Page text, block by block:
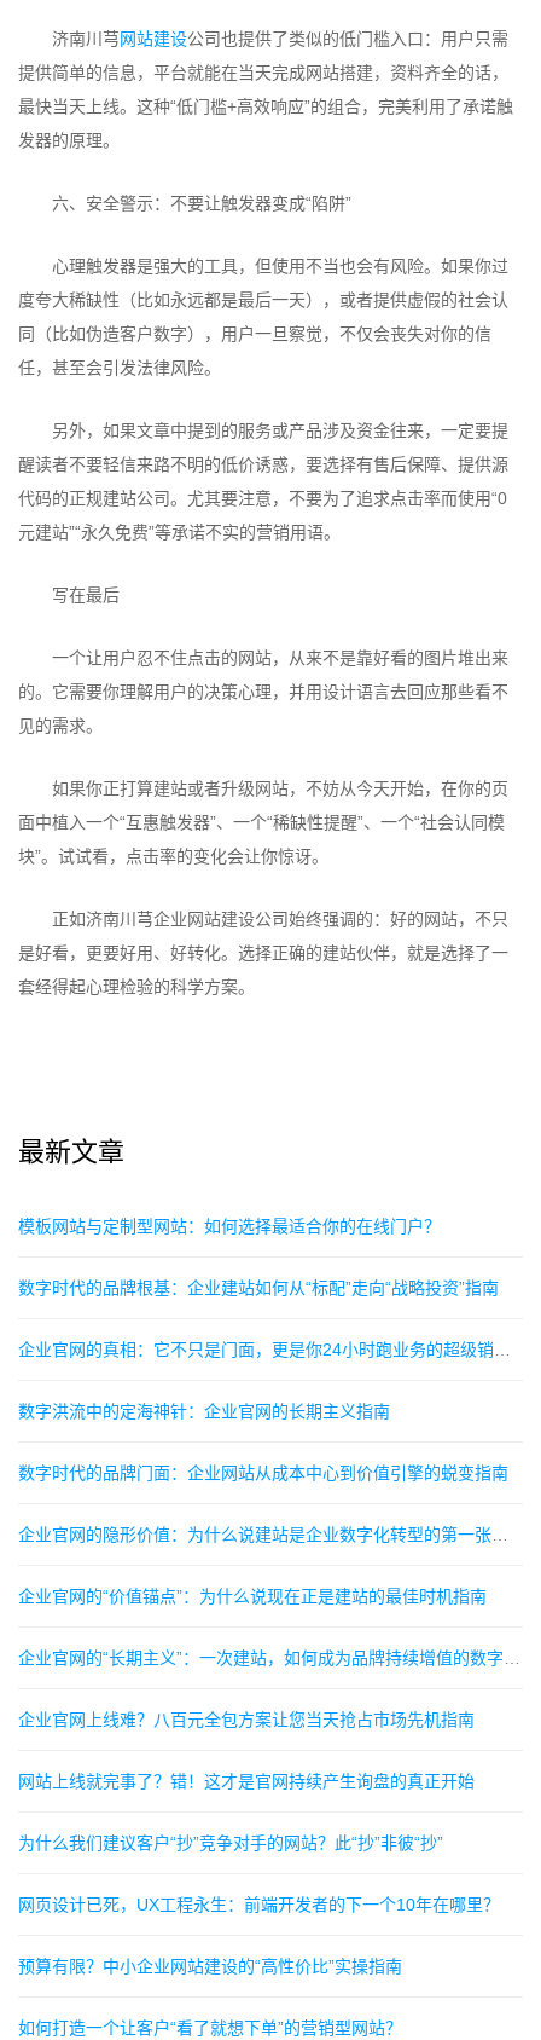
济南川芎网站建设公司也提供了类似的低门槛入口：用户只需
提供简单的信息，平台就能在当天完成网站搭建，资料齐全的话，
最快当天上线。这种“低门槛+高效响应”的组合，完美利用了承诺触
发器的原理。
六、安全警示：不要让触发器变成“陷阱”
心理触发器是强大的工具，但使用不当也会有风险。如果你过
度夸大稀缺性（比如永远都是最后一天），或者提供虚假的社会认
同（比如伪造客户数字），用户一旦察觉，不仅会丧失对你的信
任，甚至会引发法律风险。
另外，如果文章中提到的服务或产品涉及资金往来，一定要提
醒读者不要轻信来路不明的低价诱惑，要选择有售后保障、提供源
代码的正规建站公司。尤其要注意，不要为了追求点击率而使用“0
元建站”“永久免费”等承诺不实的营销用语。
写在最后
一个让用户忍不住点击的网站，从来不是靠好看的图片堆出来
的。它需要你理解用户的决策心理，并用设计语言去回应那些看不
见的需求。
如果你正打算建站或者升级网站，不妨从今天开始，在你的页
面中植入一个“互惠触发器”、一个“稀缺性提醒”、一个“社会认同模
块”。试试看，点击率的变化会让你惊讶。
正如济南川芎企业网站建设公司始终强调的：好的网站，不只
是好看，更要好用、好转化。选择正确的建站伙伴，就是选择了一
套经得起心理检验的科学方案。
最新文章
‌模板网站与定制型网站：如何选择最适合你的在线门户？‌
数字时代的品牌根基：企业建站如何从“标配”走向“战略投资”指南
数字洪流中的定海神针：企业官网的长期主义指南
数字时代的品牌门面：企业网站从成本中心到价值引擎的蜕变指南
企业官网的“价值锚点”：为什么说现在正是建站的最佳时机指南
企业官网上线难？八百元全包方案让您当天抢占市场先机指南
网站上线就完事了？错！这才是官网持续产生询盘的真正开始
为什么我们建议客户“抄”竞争对手的网站？此“抄”非彼“抄”
网页设计已死，UX工程永生：前端开发者的下一个10年在哪里？
预算有限？中小企业网站建设的“高性价比”实操指南
如何打造一个让客户“看了就想下单”的营销型网站？